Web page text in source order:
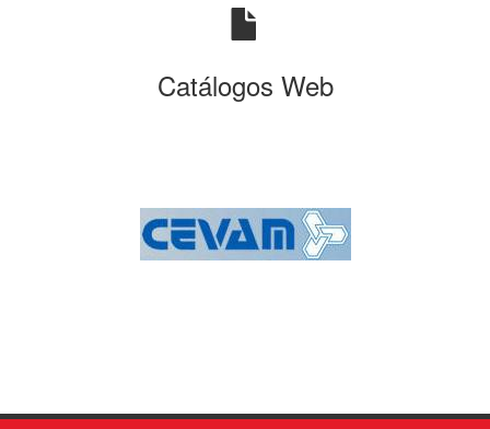
Catálogos Web